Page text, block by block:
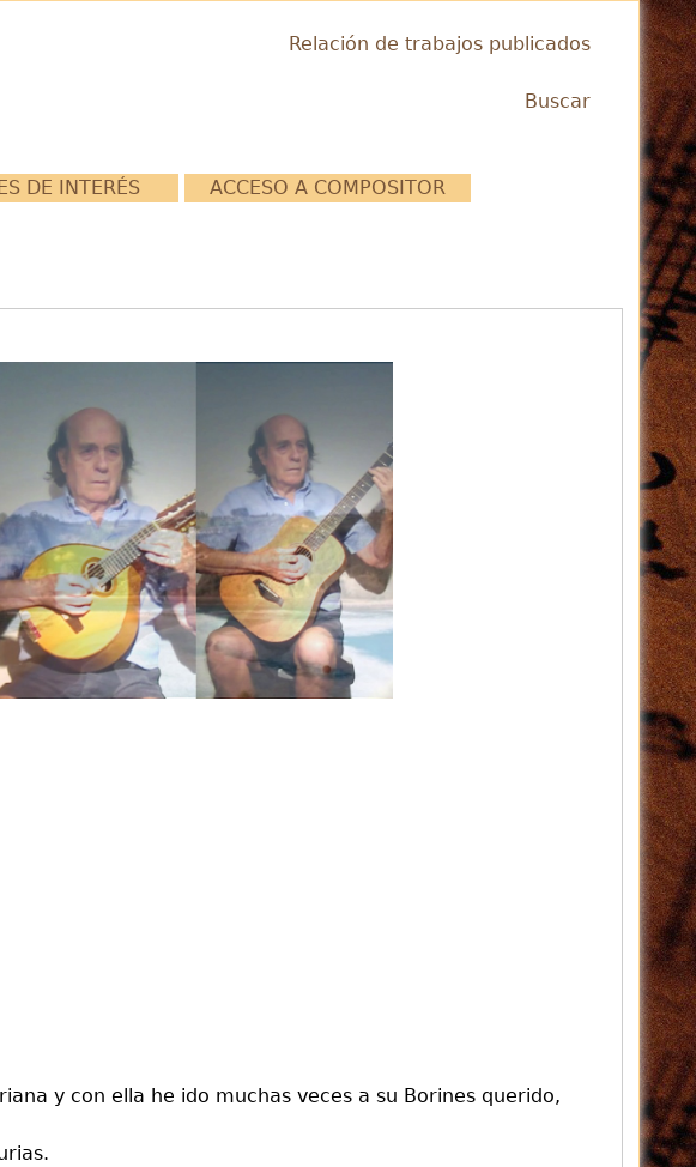
Relación de trabajos publicados
Buscar
DE INTERÉS
ACCESO A COMPOSITOR
y con ella he ido muchas veces a su Borines querido,